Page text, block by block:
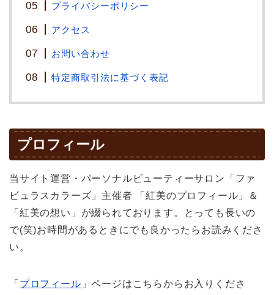
プライバシーポリシー
アクセス
お問い合わせ
特定商取引法に基づく表記
プロフィール
当サイト運営・パーソナルビューティーサロン「ファ
ビュラスカラーズ」主催者 「紅美のプロフィール」＆
「紅美の想い」が綴られております。とっても長いの
で(笑)お時間があるときにでも良かったらお読みくださ
い。
「 プロフィール 」ページはこちらからお入りくださ